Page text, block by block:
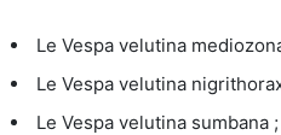
Le Vespa velutina
Le Vespa velutina
Le Vespa velutina sumbana ;